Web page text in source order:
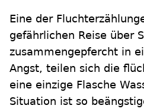
Eine der
gefährlichen Reise über
zusammengepfercht in
Angst, teilen sich die
eine einzige Flasche
Situation ist so